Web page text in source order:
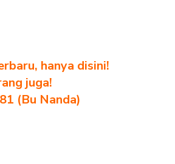
hanya disini!
juga!
(Bu Nanda)